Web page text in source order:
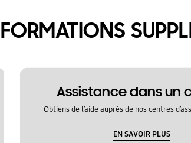
Assistance dans un
Obtiens de l’aide auprès de nos centres
EN SAVOIR PLUS